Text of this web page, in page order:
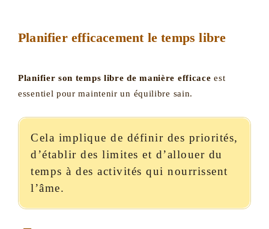
Planifier efficacement le temps libre
Planifier son temps libre de manière efficace est
essentiel pour maintenir un équilibre sain.
Cela implique de définir des priorités,
d’établir des limites et d’allouer du
temps à des activités qui nourrissent
l’âme.